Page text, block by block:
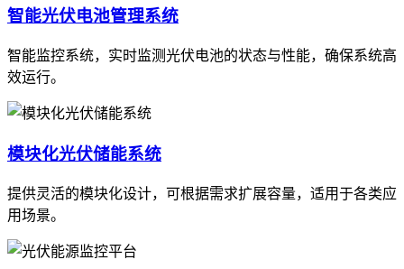
智能光伏电池管理系统
智能监控系统，实时监测光伏电池的状态与性能，确保系统高
效运行。
模块化光伏储能系统
提供灵活的模块化设计，可根据需求扩展容量，适用于各类应
用场景。